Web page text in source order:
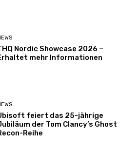
Nordic Showcase 2026 –
mehr Informationen
feiert das 25-jährige
der Tom Clancy’s Ghost
Reihe